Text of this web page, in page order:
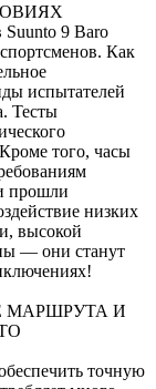
Suunto 9 Baro
Как
испытателей
Тесты
того, часы
прошли
низких
высокой
— они станут
МАРШРУТА И
точную